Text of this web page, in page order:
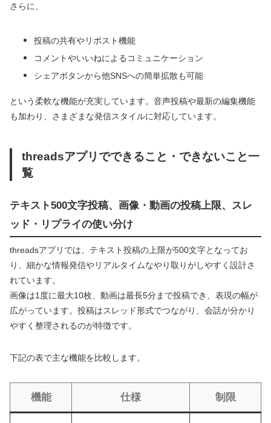
さらに、
投稿の共有やリポスト機能
コメントやいいねによるコミュニケーション
シェアボタンから他SNSへの簡単拡散も可能
という柔軟な機能が充実しています。音声投稿や最新の編集機能
も加わり、さまざまな発信スタイルに対応しています。
threadsアプリでできること・できないこと一
覧
テキスト500文字投稿、画像・動画の投稿上限、スレ
ッド・リプライの使い分け
threadsアプリでは、テキスト投稿の上限が500文字となってお
り、細かな情報発信やリアルタイムなやり取りがしやすく設計さ
れています。
画像は1度に最大10枚、動画は最長5分まで投稿でき、表現の幅が
広がっています。投稿はスレッド形式でつながり、会話が分かり
やすく整理されるのが特徴です。
下記の表で主な機能を比較します。
機能 仕様 制限